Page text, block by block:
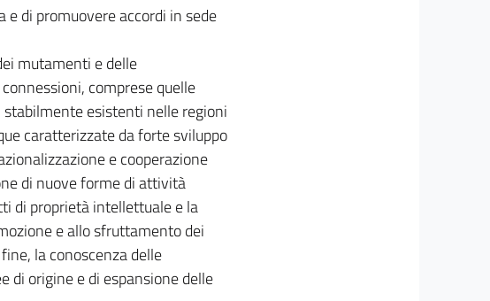
di promuovere accordi in sede
mutamenti e delle
comprese quelle
esistenti nelle regioni
caratterizzate da forte sviluppo
e cooperazione
di nuove forme di attività
di proprietà intellettuale e la
e allo sfruttamento dei
la conoscenza delle
di origine e di espansione delle